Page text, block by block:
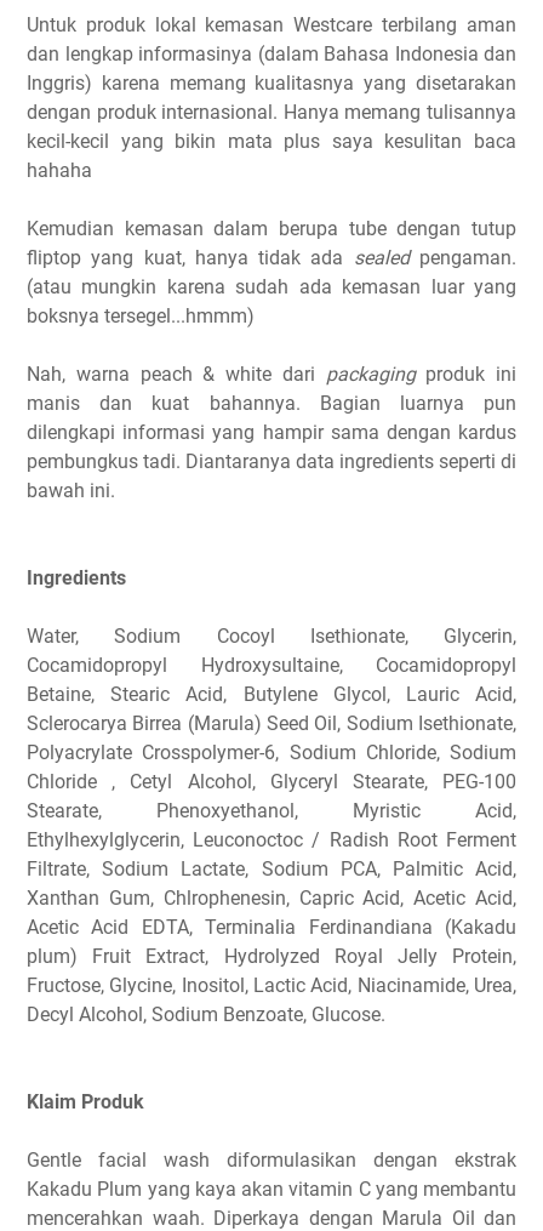
Untuk produk lokal kemasan Westcare terbilang aman
dan lengkap informasinya (dalam Bahasa Indonesia dan
Inggris) karena memang kualitasnya yang disetarakan
dengan produk internasional. Hanya memang tulisannya
kecil-kecil yang bikin mata plus saya kesulitan baca
hahaha
Kemudian kemasan dalam berupa tube dengan tutup
fliptop yang kuat, hanya tidak ada sealedpengaman.
(atau mungkin karena sudah ada kemasan luar yang
boksnya tersegel...hmmm)
Nah, warna peach & white dari packagingproduk ini
manis dan kuat bahannya. Bagian luarnya pun
dilengkapi informasi yang hampir sama dengan kardus
pembungkus tadi. Diantaranya data ingredients seperti di
bawah ini.
Ingredients
Water, Sodium Cocoyl Isethionate, Glycerin,
Cocamidopropyl Hydroxysultaine, Cocamidopropyl
Betaine, Stearic Acid, Butylene Glycol, Lauric Acid,
Sclerocarya Birrea (Marula) Seed Oil, Sodium Isethionate,
Polyacrylate Crosspolymer-6, Sodium Chloride, Sodium
Chloride , Cetyl Alcohol, Glyceryl Stearate, PEG-100
Stearate, Phenoxyethanol, Myristic Acid,
Ethylhexylglycerin, Leuconoctoc / Radish Root Ferment
Filtrate, Sodium Lactate, Sodium PCA, Palmitic Acid,
Xanthan Gum, Chlrophenesin, Capric Acid, Acetic Acid,
Acetic Acid EDTA, Terminalia Ferdinandiana (Kakadu
plum) Fruit Extract, Hydrolyzed Royal Jelly Protein,
Fructose, Glycine, Inositol, Lactic Acid, Niacinamide, Urea,
Decyl Alcohol, Sodium Benzoate, Glucose.
Klaim Produk
Gentle facial wash diformulasikan dengan ekstrak
Kakadu Plum yang kaya akan vitamin C yang membantu
mencerahkan waah. Diperkaya dengan Marula Oil dan